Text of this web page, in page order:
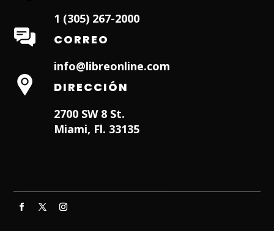
1 (305) 267-2000
CORREO
info@libreonline.com
DIRECCIÓN
2700 SW 8 St.
Miami, Fl. 33135